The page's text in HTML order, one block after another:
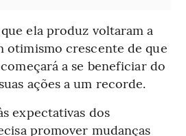
ela produz voltaram a
otimismo crescente de que
a se beneficiar do
ações a um recorde.
expectativas dos
promover mudanças